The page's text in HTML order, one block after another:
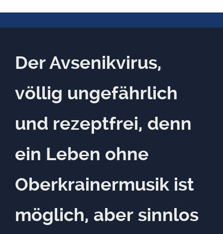
Der Avsenikvirus,
völlig ungefährlich
und rezeptfrei, denn
ein Leben ohne
Oberkrainermusik ist
möglich, aber sinnlos